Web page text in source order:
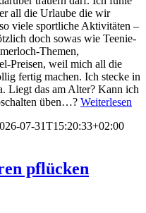
all die Urlaube die wir
viele sportliche Aktivitäten –
doch sowas wie Teenie-
Themen,
Preisen, weil mich all die
fertig machen. Ich stecke in
Liegt das am Alter? Kann ich
üben…? Weiterlesen
07-31T15:20:33+02:00
pflücken